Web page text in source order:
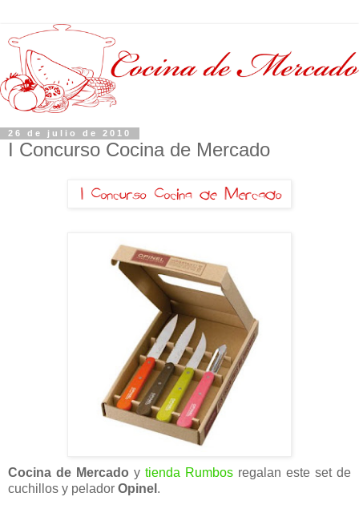
26 de julio de 2010
I Concurso Cocina de Mercado
Cocina de Mercado y tienda Rumbos regalan este set de
cuchillos y pelador Opinel .